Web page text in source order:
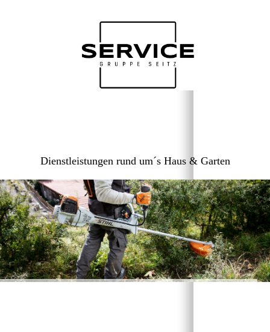
Dienstleistungen rund um´s Haus & Garten